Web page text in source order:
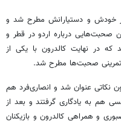
خودش و دستیارانش مطرح شد و
صحبت‌هایی درباره اردو در قطر و
در نهایت کالدرون با یکی از
صحبت‌ها مطرح شد.
نکاتی عنوان شد و انصاری‌فرد هم
هم به یادگاری گرفتند و بعد از
و همراهی کالدرون و بازیکنان